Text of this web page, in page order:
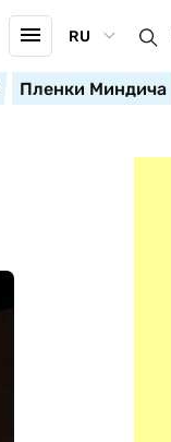
RU
Пленки Миндича